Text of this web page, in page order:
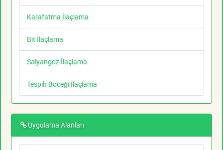
Karafatma İlaçlama
Bit İlaçlama
Salyangoz İlaçlama
Tespih Böceği İlaçlama
Uygulama Alanları